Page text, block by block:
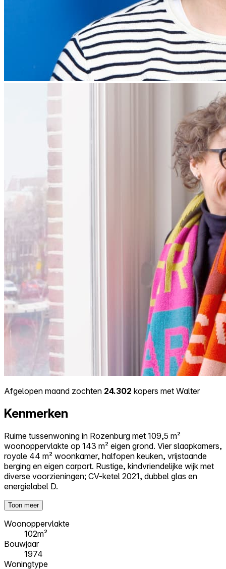
Afgelopen maand zochten 24.302 kopers met Walter
Kenmerken
Ruime tussenwoning in Rozenburg met 109,5 m²
woonoppervlakte op 143 m² eigen grond. Vier slaapkamers,
royale 44 m² woonkamer, halfopen keuken, vrijstaande
berging en eigen carport. Rustige, kindvriendelijke wijk met
diverse voorzieningen; CV-ketel 2021, dubbel glas en
energielabel D.
Toon meer
Woonoppervlakte
102m²
Bouwjaar
1974
Woningtype